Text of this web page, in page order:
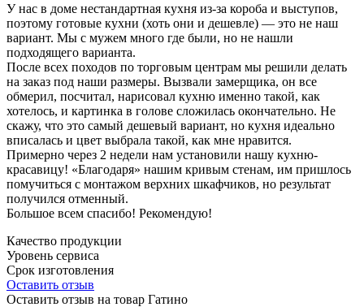
У нас в доме нестандартная кухня из-за короба и выступов,
поэтому готовые кухни (хоть они и дешевле) — это не наш
вариант. Мы с мужем много где были, но не нашли
подходящего варианта.
После всех походов по торговым центрам мы решили делать
на заказ под наши размеры. Вызвали замерщика, он все
обмерил, посчитал, нарисовал кухню именно такой, как
хотелось, и картинка в голове сложилась окончательно. Не
скажу, что это самый дешевый вариант, но кухня идеально
вписалась и цвет выбрала такой, как мне нравится.
Примерно через 2 недели нам установили нашу кухню-
красавицу! «Благодаря» нашим кривым стенам, им пришлось
помучиться с монтажом верхних шкафчиков, но результат
получился отменный.
Большое всем спасибо! Рекомендую!
Качество продукции
Уровень сервиса
Срок изготовления
Оставить отзыв
Оставить отзыв на товар Гатино